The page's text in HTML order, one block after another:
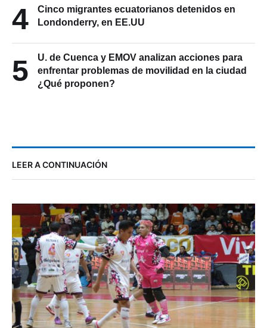
4
Cinco migrantes ecuatorianos detenidos en
Londonderry, en EE.UU
5
U. de Cuenca y EMOV analizan acciones para
enfrentar problemas de movilidad en la ciudad
¿Qué proponen?
LEER A CONTINUACIÓN